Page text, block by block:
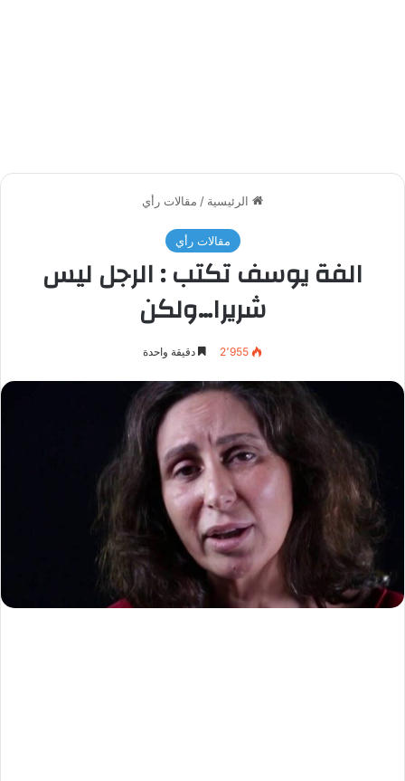
الرئيسية / مقالات رأي
مقالات رأي
الفة يوسف تكتب : الرجل ليس
شريرا…ولكن
2٬955 دقيقة واحدة